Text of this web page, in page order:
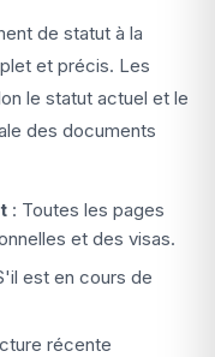
de statut à la
et précis. Les
le statut actuel et le
des documents
: Toutes les pages
et des visas.
est en cours de
récente